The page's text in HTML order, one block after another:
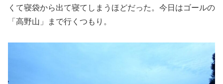
くて寝袋から出て寝てしまうほどだった。今日はゴールの
「高野山」まで行くつもり。